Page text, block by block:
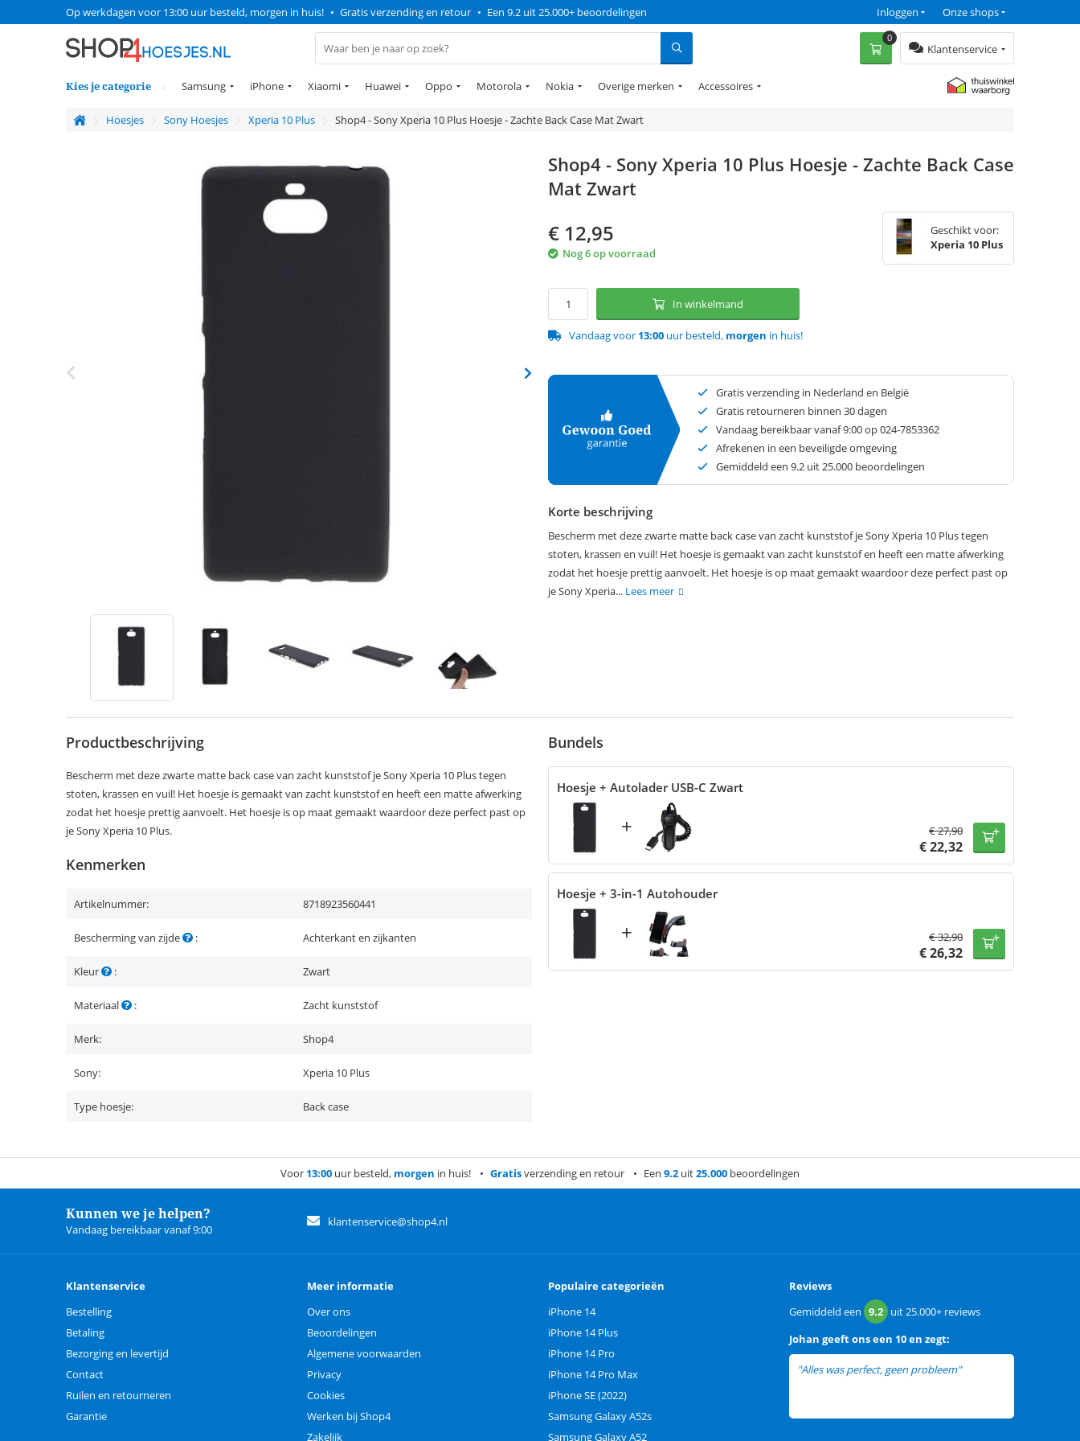
Op werkdagen voor 13:00 uur besteld, morgen in huis! • Gratis verzending en retour • Een 9.2 uit 25.000+ beoordelingen Onze shops
Inloggen
Klantenservice
0
Kies je categorie Samsung iPhone Xiaomi Huawei Oppo Motorola Nokia Overige merken Accessoires
Hoesjes Sony Hoesjes Xperia 10 Plus Shop4 - Sony Xperia 10 Plus Hoesje - Zachte Back Case Mat Zwart
Shop4 - Sony Xperia 10 Plus Hoesje - Zachte Back Case
Mat Zwart
€ 12,95
Nog 6 op voorraad
Geschikt voor:
Xperia 10 Plus
In winkelmand
Vandaag voor 13:00 uur besteld, morgen in huis!
Gratis verzending in Nederland en België
Gratis retourneren binnen 30 dagen
Vandaag bereikbaar vanaf 9:00 op 024-7853362
Afrekenen in een beveiligde omgeving
Gemiddeld een 9.2 uit 25.000 beoordelingen
Korte beschrijving
Bescherm met deze zwarte matte back case van zacht kunststof je Sony Xperia 10 Plus tegen
stoten, krassen en vuil! Het hoesje is gemaakt van zacht kunststof en heeft een matte afwerking
zodat het hoesje prettig aanvoelt. Het hoesje is op maat gemaakt waardoor deze perfect past op
je Sony Xperia... Lees meer
Productbeschrijving
Bescherm met deze zwarte matte back case van zacht kunststof je Sony Xperia 10 Plus tegen
stoten, krassen en vuil! Het hoesje is gemaakt van zacht kunststof en heeft een matte afwerking
zodat het hoesje prettig aanvoelt. Het hoesje is op maat gemaakt waardoor deze perfect past op
je Sony Xperia 10 Plus.
Kenmerken
Artikelnummer: 8718923560441
Bescherming van zijde : Achterkant en zijkanten
Kleur : Zwart
Materiaal : Zacht kunststof
Merk: Shop4
Sony: Xperia 10 Plus
Type hoesje: Back case
Bundels
Hoesje + Autolader USB-C Zwart
+ €27,90
€22,32
Hoesje + 3-in-1 Autohouder
+ €32,90
€26,32
Voor 13:00 uur besteld, morgen in huis! Gratisverzending en retour Een 9.2 uit25.000 beoordelingen
Kunnen we je helpen?
Vandaag bereikbaar vanaf 9:00
klantenservice@shop4.nl
Klantenservice
Bestelling
Betaling
Bezorging en levertijd
Contact
Ruilen en retourneren
Garantie
Meer informatie
Over ons
Beoordelingen
Algemene voorwaarden
Privacy
Cookies
Werken bij Shop4
Zakelijk
Populaire categorieën
iPhone 14
iPhone 14 Plus
iPhone 14 Pro
iPhone 14 Pro Max
iPhone SE (2022)
Samsung Galaxy A52s
Samsung Galaxy A52
Reviews
Gemiddeld een 9.2 uit25.000+ reviews
Johan geeft ons een 10 en zegt:
"Alles was perfect, geen probleem"